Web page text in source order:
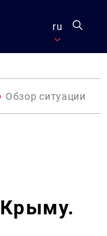
ru
Обзор ситуации в